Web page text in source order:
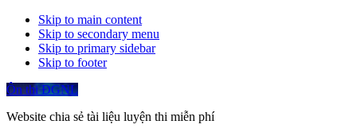
Skip to main content
Skip to secondary menu
Skip to primary sidebar
Skip to footer
Ôn thi ĐGNL
Website chia sẻ tài liệu luyện thi miễn phí